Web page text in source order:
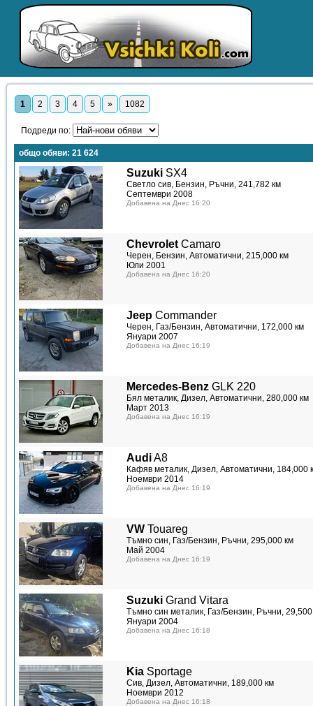
1 2 3 4 5 » 1082
Подреди по:
общо обяви: 21 624
Suzuki SX4
Светло сив, Бензин, Ръчни, 241,782 км
Септември 2008
Добавена на Днес 16:20
Chevrolet Camaro
Черен, Бензин, Автоматични, 215,000 км
Юли 2001
Добавена на Днес 16:20
Jeep Commander
Черен, Газ/Бензин, Автоматични, 172,000 км
Януари 2007
Добавена на Днес 16:19
Mercedes-Benz GLK 220
Бял металик, Дизел, Автоматични, 280,000 км
Март 2013
Добавена на Днес 16:19
AudiA8
Кафяв металик, Дизел, Автоматични, 184,000
Ноември 2014
Добавена на Днес 16:19
VW Touareg
Тъмно син, Газ/Бензин, Ръчни, 295,000 км
Май 2004
Добавена на Днес 16:19
Suzuki Grand Vitara
Тъмно син металик, Газ/Бензин, Ръчни,
Януари 2004
Добавена на Днес 16:18
Kia Sportage
Сив, Дизел, Автоматични, 189,000 км
Ноември 2012
Добавена на Днес 16:18